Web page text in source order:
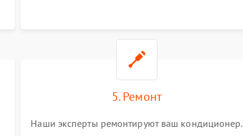
5. Ремонт
Наши эксперты ремонтируют ваш кондиционер.